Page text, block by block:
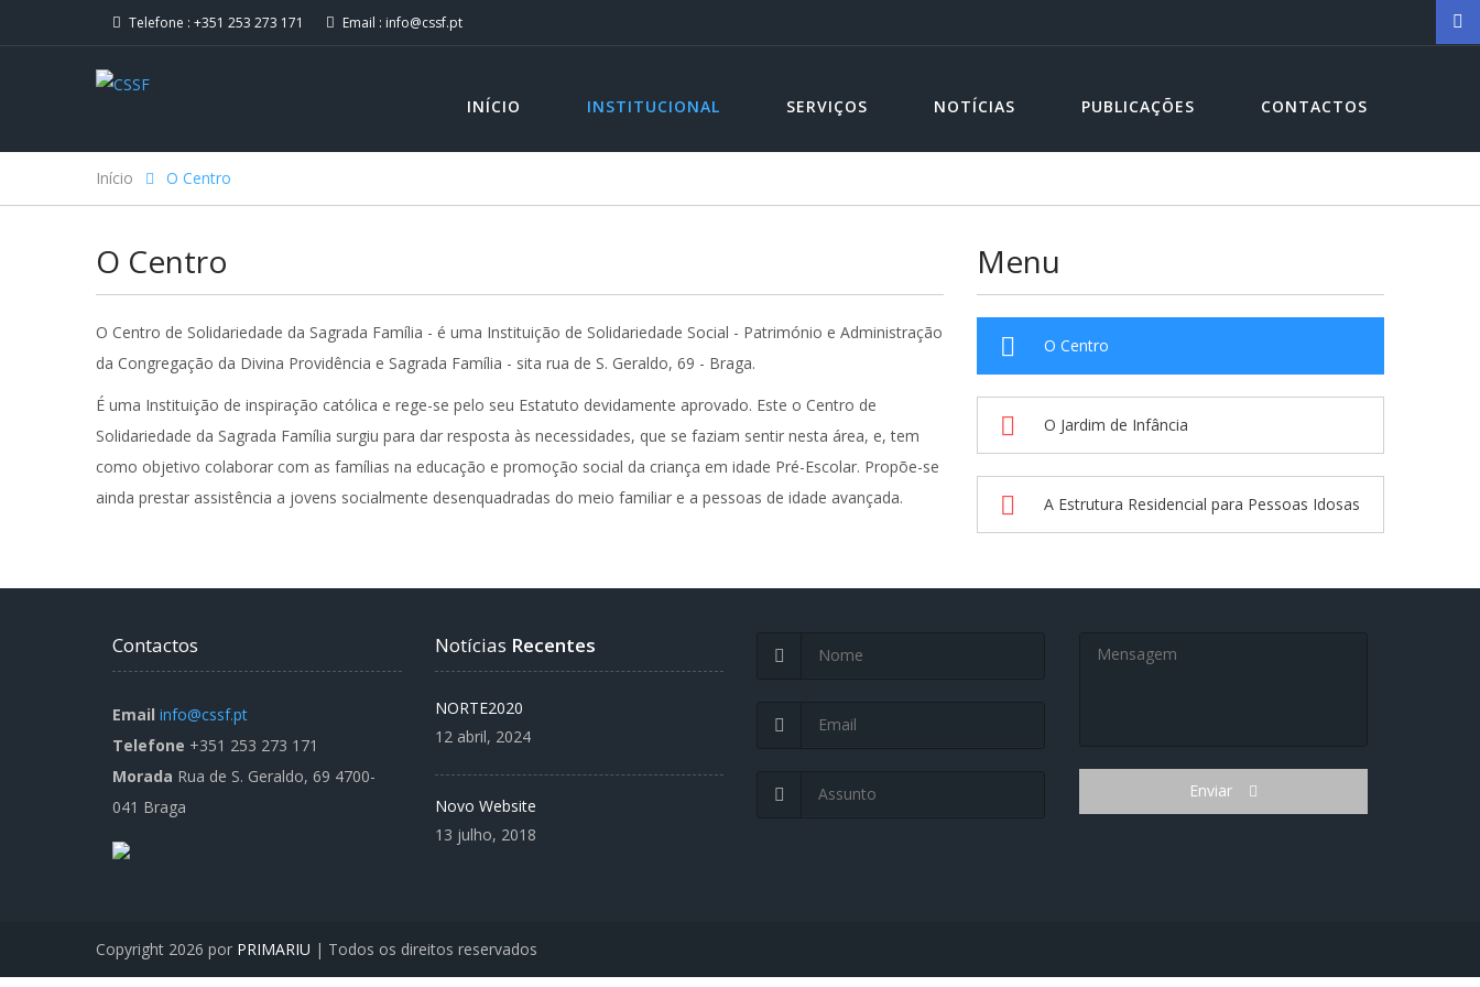
Telefone : +351 253 273 171 Email : info@cssf.pt
INÍCIO INSTITUCIONAL SERVIÇOS NOTÍCIAS PUBLICAÇÕES CONTACTOS
Início O Centro
Menu
O Centro
O Jardim de Infância
A Estrutura Residencial para Pessoas Idosas
O Centro
O Centro de Solidariedade da Sagrada Família - é uma Instituição de Solidariedade Social - Património e Administração
da Congregação da Divina Providência e Sagrada Família - sita rua de S. Geraldo, 69 - Braga.
É uma Instituição de inspiração católica e rege-se pelo seu Estatuto devidamente aprovado. Este o Centro de
Solidariedade da Sagrada Família surgiu para dar resposta às necessidades, que se faziam sentir nesta área, e, tem
como objetivo colaborar com as famílias na educação e promoção social da criança em idade Pré-Escolar. Propõe-se
ainda prestar assistência a jovens socialmente desenquadradas do meio familiar e a pessoas de idade avançada.
Contactos
Email info@cssf.pt
Telefone +351 253 273 171
Morada Rua de S. Geraldo, 69 4700-
041 Braga
Notícias Recentes
NORTE2020
12 abril, 2024
Novo Website
13 julho, 2018
Enviar
Copyright 2026 por PRIMARIU | Todos os direitos reservados